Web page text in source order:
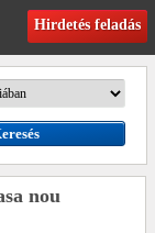
Hirdetés feladás
nou